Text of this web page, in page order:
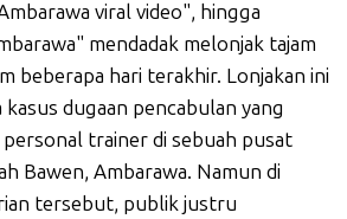
viral video", hingga
mendadak melonjak tajam
beberapa hari terakhir. Lonjakan ini
dugaan pencabulan yang
trainer di sebuah pusat
Bawen, Ambarawa. Namun di
tersebut, publik justru